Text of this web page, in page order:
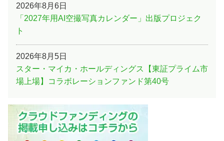
2026年8月6日
「2027年用AI空撮写真カレンダー」出版プロジェク
ト
2026年8月5日
スター・マイカ・ホールディングス【東証プライム市
場上場】コラボレーションファンド第40号